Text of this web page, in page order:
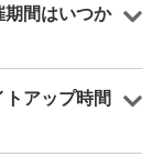
間はいつか
アップ時間